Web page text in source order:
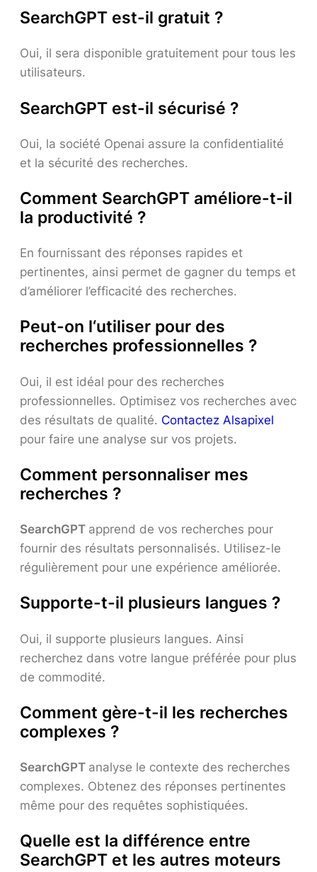
SearchGPT est-il gratuit ?
Oui, il sera disponible gratuitement pour tous les
utilisateurs.
SearchGPT est-il sécurisé ?
Oui, la société Openai assure la confidentialité
et la sécurité des recherches.
Comment SearchGPT améliore-t-il
la productivité ?
En fournissant des réponses rapides et
pertinentes, ainsi permet de gagner du temps et
d’améliorer l’efficacité des recherches.
Peut-on l‘utiliser pour des
recherches professionnelles ?
Oui, il est idéal pour des recherches
professionnelles. Optimisez vos recherches avec
des résultats de qualité. Contactez Alsapixel
pour faire une analyse sur vos projets.
Comment personnaliser mes
recherches ?
SearchGPT apprend de vos recherches pour
fournir des résultats personnalisés. Utilisez-le
régulièrement pour une expérience améliorée.
Supporte-t-il plusieurs langues ?
Oui, il supporte plusieurs langues. Ainsi
recherchez dans votre langue préférée pour plus
de commodité.
Comment gère-t-il les recherches
complexes ?
SearchGPT analyse le contexte des recherches
complexes. Obtenez des réponses pertinentes
même pour des requêtes sophistiquées.
Quelle est la différence entre
SearchGPT et les autres moteurs